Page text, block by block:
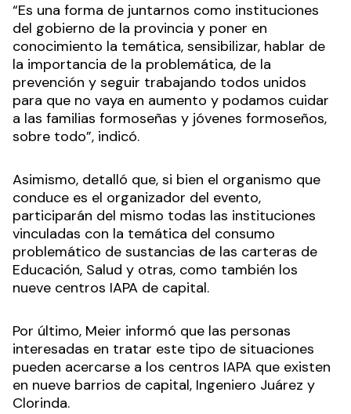
“Es una forma de juntarnos como instituciones
del gobierno de la provincia y poner en
conocimiento la temática, sensibilizar, hablar de
la importancia de la problemática, de la
prevención y seguir trabajando todos unidos
para que no vaya en aumento y podamos cuidar
a las familias formoseñas y jóvenes formoseños,
sobre todo”, indicó.
Asimismo, detalló que, si bien el organismo que
conduce es el organizador del evento,
participarán del mismo todas las instituciones
vinculadas con la temática del consumo
problemático de sustancias de las carteras de
Educación, Salud y otras, como también los
nueve centros IAPA de capital.
Por último, Meier informó que las personas
interesadas en tratar este tipo de situaciones
pueden acercarse a los centros IAPA que existen
en nueve barrios de capital, Ingeniero Juárez y
Clorinda.